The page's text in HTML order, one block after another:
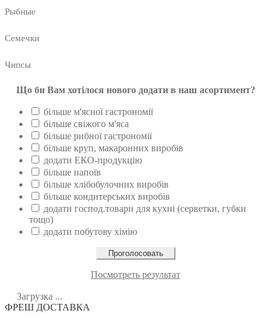
Рыбные
Семечки
Чипсы
Що би Вам хотілося нового додати в наш асортимент?
більше м'ясної гастрономії
більше свіжого м'яса
більше рибної гастрономії
більше круп, макаронних виробів
додати ЕКО-продукцію
більше напоїв
більше хлібобулочних виробів
більше кондитерських виробів
додати господ.товари для кухні (серветки, губки
тощо)
додати побутову хімію
Посмотреть результат
Загрузка ...
ФРЕШ ДОСТАВКА